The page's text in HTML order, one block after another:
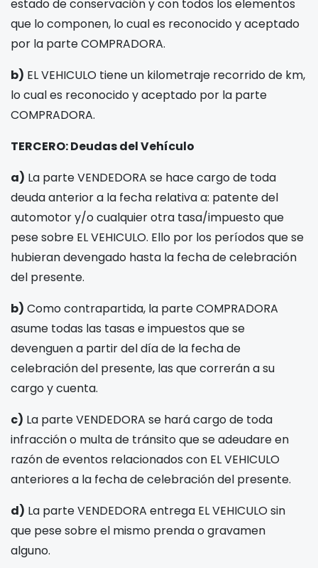
estado de conservación y con todos los elementos
que lo componen, lo cual es reconocido y aceptado
por la parte COMPRADORA.
b) EL VEHICULO tiene un kilometraje recorrido de km,
lo cual es reconocido y aceptado por la parte
COMPRADORA.
TERCERO: Deudas del Vehículo
a) La parte VENDEDORA se hace cargo de toda
deuda anterior a la fecha relativa a: patente del
automotor y/o cualquier otra tasa/impuesto que
pese sobre EL VEHICULO. Ello por los períodos que se
hubieran devengado hasta la fecha de celebración
del presente.
b) Como contrapartida, la parte COMPRADORA
asume todas las tasas e impuestos que se
devenguen a partir del día de la fecha de
celebración del presente, las que correrán a su
cargo y cuenta.
c) La parte VENDEDORA se hará cargo de toda
infracción o multa de tránsito que se adeudare en
razón de eventos relacionados con EL VEHICULO
anteriores a la fecha de celebración del presente.
d) La parte VENDEDORA entrega EL VEHICULO sin
que pese sobre el mismo prenda o gravamen
alguno.